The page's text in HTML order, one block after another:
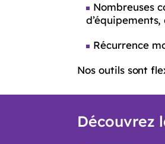
Nombreuses
Récurrence
Nos outils sont
Découvrez